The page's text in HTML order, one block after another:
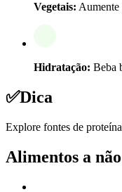
Vegetais: Aumente
Hidratação: Beba
✅Dica
Explore fontes de
Alimentos a